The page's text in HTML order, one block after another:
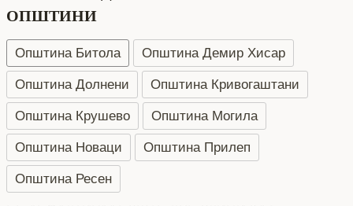
ОПШТИНИ
Општина Битола
Општина Демир Хисар
Општина Долнени
Општина Кривогаштани
Општина Крушево
Општина Могила
Општина Новаци
Општина Прилеп
Општина Ресен